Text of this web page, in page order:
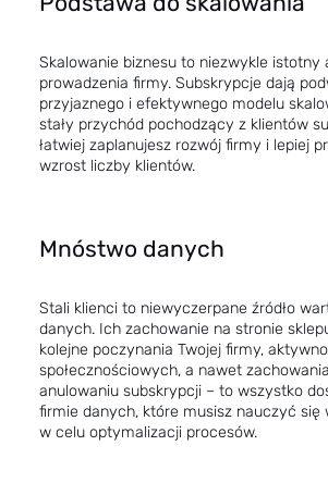
Skalowanie biznesu to niezwykle istotny
prowadzenia firmy. Subskrypcje dają
przyjaznego i efektywnego modelu
stały przychód pochodzący z klientów
łatwiej zaplanujesz rozwój firmy i lepiej
wzrost liczby klientów.
Mnóstwo danych
Stali klienci to niewyczerpane źródło
danych. Ich zachowanie na stronie
kolejne poczynania Twojej firmy,
społecznościowych, a nawet
anulowaniu subskrypcji – to wszystko
firmie danych, które musisz nauczyć się
w celu optymalizacji procesów.